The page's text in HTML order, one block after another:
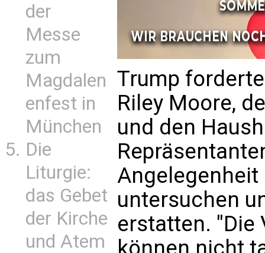
der
Messe
zum
Magdalen
enfest in
München
Die
Liturgie:
das Gebet
der Kirche
und Atem
Trump
Riley Moore,
und den
untersuchen
erstatten. "Die